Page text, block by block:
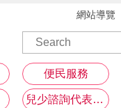
網站導覽
便民服務
兒少諮詢代表專區